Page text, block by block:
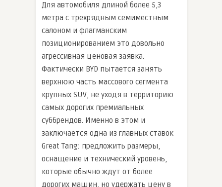
Для автомобиля длиной более 5,3
метра с трехрядным семиместным
салоном и флагманским
позиционированием это довольно
агрессивная ценовая заявка.
Фактически BYD пытается занять
верхнюю часть массового сегмента
крупных SUV, не уходя в территорию
самых дорогих премиальных
суббрендов. Именно в этом и
заключается одна из главных ставок
Great Tang: предложить размеры,
оснащение и технический уровень,
которые обычно ждут от более
дорогих машин, но удержать цену в